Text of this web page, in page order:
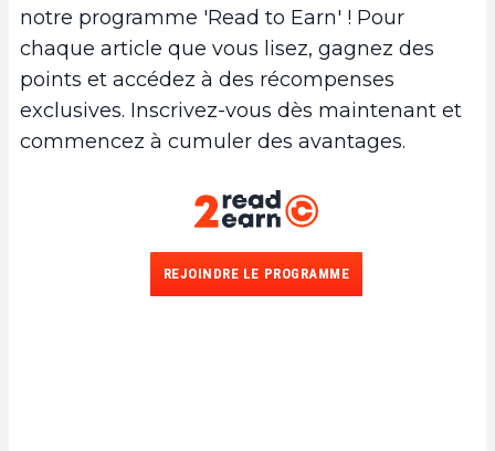
notre programme 'Read to Earn' ! Pour
chaque article que vous lisez, gagnez des
points et accédez à des récompenses
exclusives. Inscrivez-vous dès maintenant et
commencez à cumuler des avantages.
REJOINDRE LE PROGRAMME